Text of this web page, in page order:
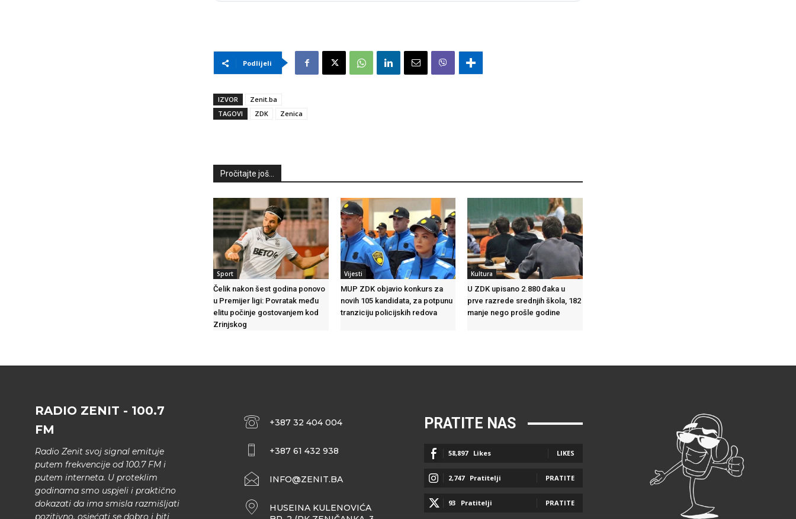
Podlijeli
IZVOR
Zenit.ba
TAGOVI
ZDK Zenica
Pročitajte još...
Sport
Čelik nakon šest godina ponovo
u Premijer ligi: Povratak među
elitu počinje gostovanjem kod
Zrinjskog
Vijesti
MUP ZDK objavio konkurs za
novih 105 kandidata, za potpunu
tranziciju policijskih redova
Kultura
U ZDK upisano 2.880 đaka u
prve razrede srednjih škola, 182
manje nego prošle godine
RADIO ZENIT - 100.7
FM
Radio Zenit svoj signal emituje
putem frekvencije od 100.7 FM i
putem interneta. U proteklim
godinama smo uspjeli i praktično
dokazati da ima smisla razmišljati
pozitivno, osjećati se dobro i biti
+387 32 404 004
+387 61 432 938
INFO@ZENIT.BA
HUSEINA KULENOVIĆA
PRATITE NAS
58,897 Likes LIKES
2,747 Pratitelji PRATITE
93 Pratitelji PRATITE